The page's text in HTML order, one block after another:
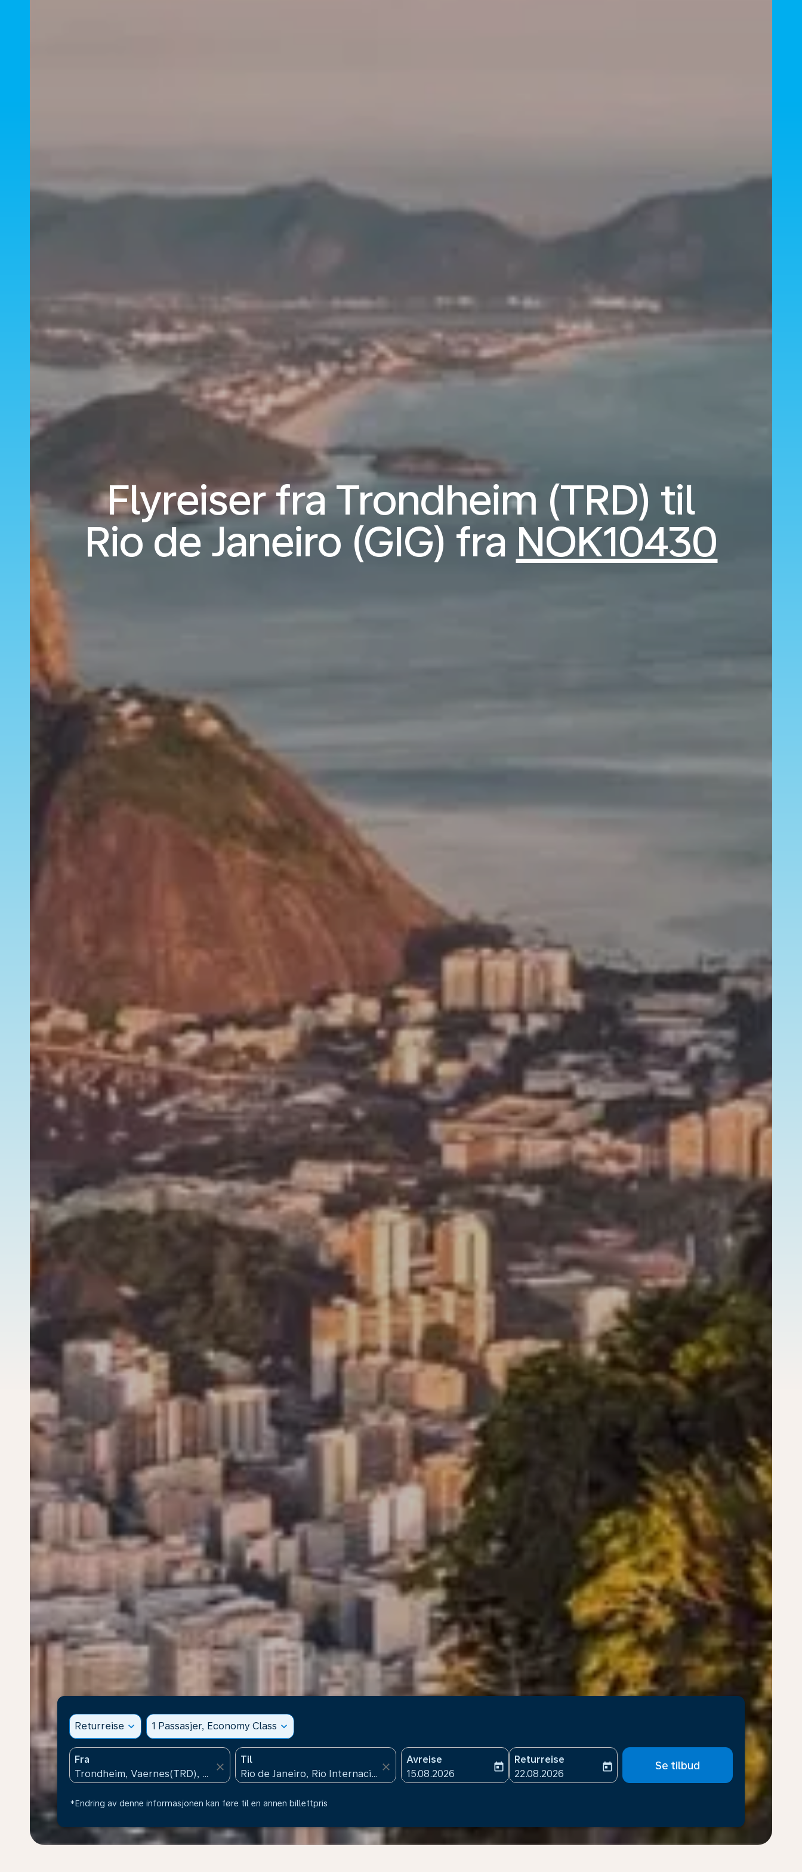
Flyreiser fra Trondheim (TRD) til
Rio de Janeiro (GIG) fra NOK10430
Returreise expand_more 1 Passasjer, Economy Class expand_more
Fra
close
Til
close
Avreise
fc-booking-departure-date-aria-label
15.08.2026
today
Returreise
fc-booking-return-date-aria-label
22.08.2026
today Se tilbud
*Endring av denne informasjonen kan føre til en annen billettpris